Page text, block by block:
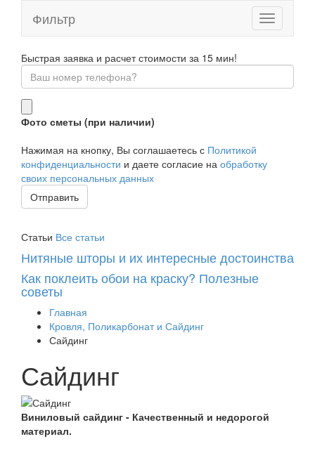
Toggle
navigation
Фильтр
Быстрая заявка и расчет стоимости за 15 мин!
Фото сметы (при наличии)
Нажимая на кнопку, Вы соглашаетесь с Политикой
конфиденциальности и даете согласие на обработку
своих персональных данных
Отправить
Статьи Все статьи
Нитяные шторы и их интересные достоинства
Как поклеить обои на краску? Полезные
советы
Главная
Кровля, Поликарбонат и Сайдинг
Сайдинг
Сайдинг
Виниловый сайдинг - Качественный и недорогой
материал.